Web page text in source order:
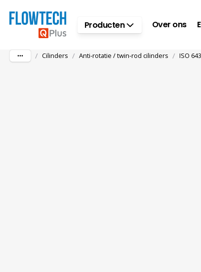
Ga naar hoofdinhoudProducten Over ons
/ Cilinders / Anti-rotatie / twin-rod cilinders / ISO